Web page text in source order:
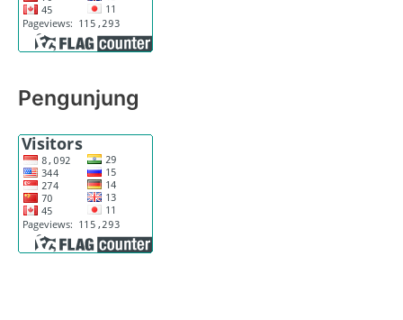
Pengunjung